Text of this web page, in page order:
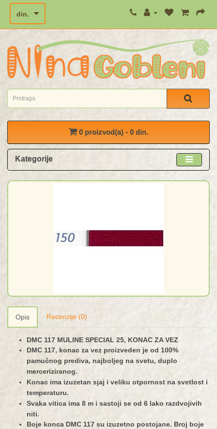
din.
0 proizvod(a) - 0 din.
Kategorije
Opis Recenzije (0)
DMC 117 MULINE SPECIAL 25, KONAC ZA VEZ
DMC 117, konac za vez proizveden je od 100%
pamučnog prediva, najboljeg na svetu, duplo
merceriziranog.
Konac ima izuzetan sjaj i veliku otpornost na svetlost i
temperaturu.
Svaka vitica ima 8 m i sastoji se od 6 lako razdvojivih
niti.
Boje konca DMC 117 su izuzetno postojane. Broj boje